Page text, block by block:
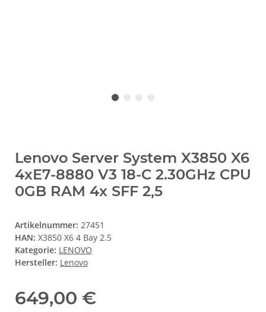
Lenovo Server System X3850 X6
4xE7-8880 V3 18-C 2.30GHz CPU
0GB RAM 4x SFF 2,5
Artikelnummer: 27451
HAN: X3850 X6 4 Bay 2.5
Kategorie: LENOVO
Hersteller: Lenovo
649,00 €